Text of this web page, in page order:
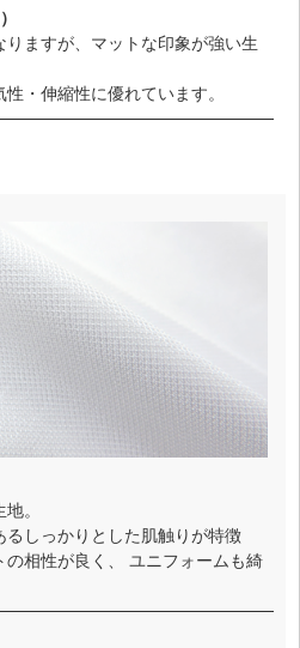
りますが、マットな印象が強い生
・伸縮性に優れています。
。
しっかりとした肌触りが特徴
相性が良く、 ユニフォームも綺